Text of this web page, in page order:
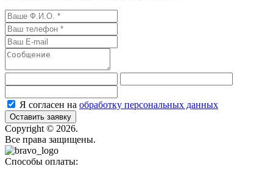
Я согласен на обработку персональных данных
Оставить заявку
Сopyright © 2026.
Все права защищены.
Способы оплаты: